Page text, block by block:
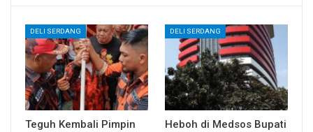
DELI SERDANG
Teguh Kembali Pimpin
DELI SERDANG
Heboh di Medsos Bupati